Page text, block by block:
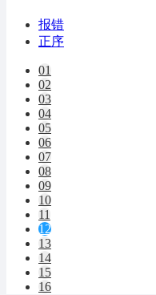
报错
正序
01
02
03
04
05
06
07
08
09
10
11
12
13
14
15
16